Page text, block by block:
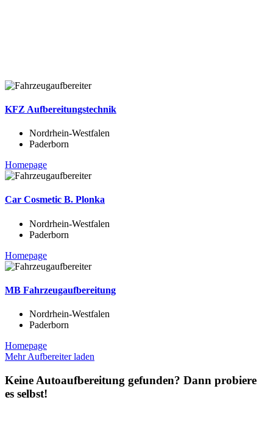
KFZ Aufbereitungstechnik
Nordrhein-Westfalen
Paderborn
Homepage
Car Cosmetic B. Plonka
Nordrhein-Westfalen
Paderborn
Homepage
MB Fahrzeugaufbereitung
Nordrhein-Westfalen
Paderborn
Homepage
Mehr Aufbereiter laden
Keine Autoaufbereitung gefunden? Dann probiere
es selbst!